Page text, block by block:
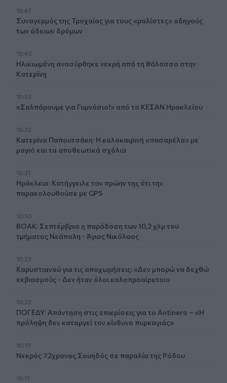
10:47
Συναγερμός της Τροχαίας για τους «ραλίστες» οδηγούς
των άδειων δρόμων
10:40
Ηλικιωμένη ανασύρθηκε νεκρή από τη θάλασσα στην
Κατερίνη
10:33
«Σαλπάρουμε για Γυμνάσιο!» από το ΚΕΣΑΝ Ηρακλείου
10:32
Κατερίνα Παπουτσάκη: Η καλοκαιρινή «πασαρέλα» με
μαγιό και τα αποθεωτικά σχόλια
10:31
Ηράκλειο: Κατήγγειλε τον πρώην της ότι την
παρακολουθούσε με GPS
10:30
ΒΟΑΚ: Σεπτέμβριο η παράδοση των 10,2 χλμ του
τμήματος Νεάπολη - Άγιος Νικόλαος
10:23
Καρυστιανού για τις αποχωρήσεις: «Δεν μπορώ να δεχθώ
εκβιασμούς - Δεν ήταν όλοι καλοπροαίρετοι»
10:22
ΠΟΓΕΔΥ: Απάντηση στις επικρίσεις για το Antinero – «Η
πρόληψη δεν καταργεί τον κίνδυνο πυρκαγιάς»
10:19
Νεκρός 72χρονος Σουηδός σε παραλία της Ρόδου
10:17